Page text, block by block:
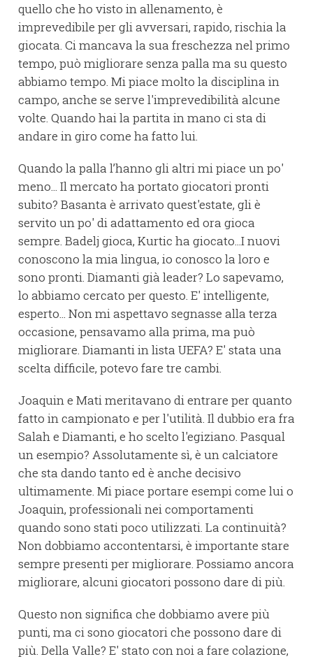
quello che ho visto in allenamento, è
imprevedibile per gli avversari, rapido, rischia la
giocata. Ci mancava la sua freschezza nel primo
tempo, può migliorare senza palla ma su questo
abbiamo tempo. Mi piace molto la disciplina in
campo, anche se serve l'imprevedibilità alcune
volte. Quando hai la partita in mano ci sta di
andare in giro come ha fatto lui.
Quando la palla l’hanno gli altri mi piace un po'
meno... Il mercato ha portato giocatori pronti
subito? Basanta è arrivato quest'estate, gli è
servito un po' di adattamento ed ora gioca
sempre. Badelj gioca, Kurtic ha giocato...I nuovi
conoscono la mia lingua, io conosco la loro e
sono pronti. Diamanti già leader? Lo sapevamo,
lo abbiamo cercato per questo. E' intelligente,
esperto... Non mi aspettavo segnasse alla terza
occasione, pensavamo alla prima, ma può
migliorare. Diamanti in lista UEFA? E' stata una
scelta difficile, potevo fare tre cambi.
Joaquin e Mati meritavano di entrare per quanto
fatto in campionato e per l'utilità. Il dubbio era fra
Salah e Diamanti, e ho scelto l'egiziano. Pasqual
un esempio? Assolutamente sì, è un calciatore
che sta dando tanto ed è anche decisivo
ultimamente. Mi piace portare esempi come lui o
Joaquin, professionali nei comportamenti
quando sono stati poco utilizzati. La continuità?
Non dobbiamo accontentarsi, è importante stare
sempre presenti per migliorare. Possiamo ancora
migliorare, alcuni giocatori possono dare di più.
Questo non significa che dobbiamo avere più
punti, ma ci sono giocatori che possono dare di
più. Della Valle? E' stato con noi a fare colazione,